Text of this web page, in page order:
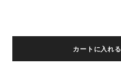
カートに入れる